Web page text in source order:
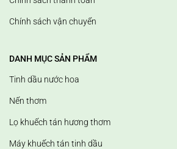
Chính sách vận chuyển
DANH MỤC SẢN PHẨM
Tinh dầu nước hoa
Nến thơm
Lọ khuếch tán hương thơm
Máy khuếch tán tinh dầu